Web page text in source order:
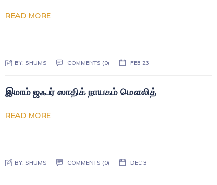
READ MORE
BY: SHUMS COMMENTS (0) FEB 23
இமாம் ஜஃபர் ஸாதிக் நாயகம் மௌலித்
READ MORE
BY: SHUMS COMMENTS (0) DEC 3